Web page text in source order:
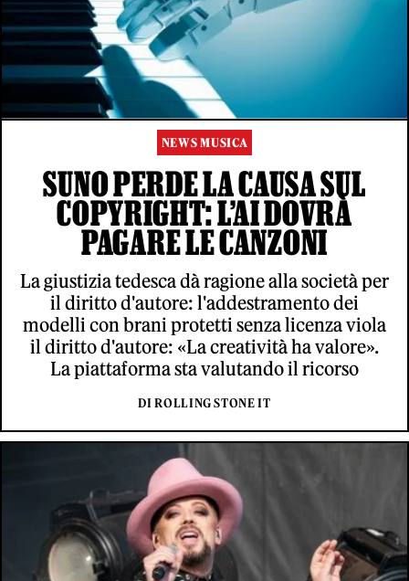
NEWS MUSICA
SUNO PERDE LA CAUSA SUL
COPYRIGHT: L’AI DOVRÀ
PAGARE LE CANZONI
La giustizia tedesca dà ragione alla società per
il diritto d'autore: l'addestramento dei
modelli con brani protetti senza licenza viola
il diritto d'autore: «La creatività ha valore».
La piattaforma sta valutando il ricorso
DI ROLLING STONE IT